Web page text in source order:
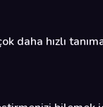
daha hızlı